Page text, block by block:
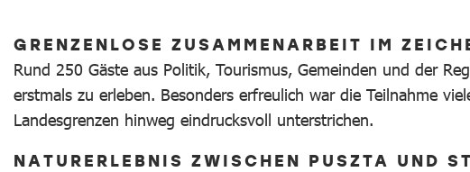
GRENZENLOSE ZUSAMMENARBEIT IM
Rund 250 Gäste aus Politik, Tourismus, Gemeinden und der
erstmals zu erleben. Besonders erfreulich war die Teilnahme
Landesgrenzen hinweg eindrucksvoll unterstrichen.
NATURERLEBNIS ZWISCHEN PUSZTA UND